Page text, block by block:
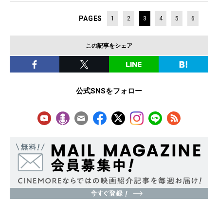
PAGES 1 2 3 4 5 6
この記事をシェア
公式SNSをフォロー